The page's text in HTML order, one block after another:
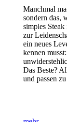
Manchmal
sondern das,
simples
zur
ein neues
kennen
Das Beste?
und passen